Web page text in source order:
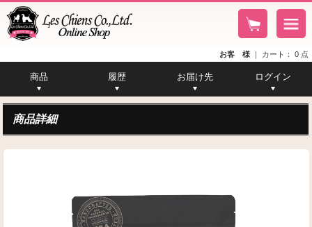
お客 様 ｜ カート： 0 点
商品 履歴 お届け先 ログイン
商品詳細